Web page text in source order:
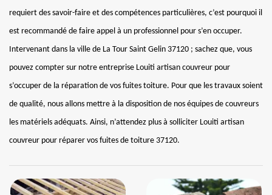
requiert des savoir-faire et des compétences particulières, c’est pourquoi il
est recommandé de faire appel à un professionnel pour s’en occuper.
Intervenant dans la ville de La Tour Saint Gelin 37120 ; sachez que, vous
pouvez compter sur notre entreprise Louiti artisan couvreur pour
s’occuper de la réparation de vos fuites toiture. Pour que les travaux soient
de qualité, nous allons mettre à la disposition de nos équipes de couvreurs
les matériels adéquats. Ainsi, n’attendez plus à solliciter Louiti artisan
couvreur pour réparer vos fuites de toiture 37120.